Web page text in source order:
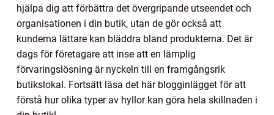
hjälpa dig att förbättra det övergripande utseendet och
organisationen i din butik, utan de gör också att
kunderna lättare kan bläddra bland produkterna. Det är
dags för företagare att inse att en lämplig
förvaringslösning är nyckeln till en framgångsrik
butikslokal. Fortsätt läsa det här blogginlägget för att
förstå hur olika typer av hyllor kan göra hela skillnaden i